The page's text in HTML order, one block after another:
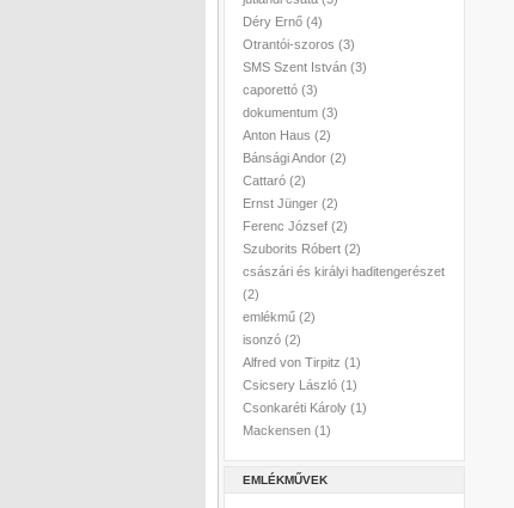
Déry Ernő (4)
Otrantói-szoros (3)
SMS Szent István (3)
caporettó (3)
dokumentum (3)
Anton Haus (2)
Bánsági Andor (2)
Cattaró (2)
Ernst Jünger (2)
Ferenc József (2)
Szuborits Róbert (2)
császári és királyi haditengerészet
(2)
emlékmű (2)
isonzó (2)
Alfred von Tirpitz (1)
Csicsery László (1)
Csonkaréti Károly (1)
Mackensen (1)
EMLÉKMŰVEK